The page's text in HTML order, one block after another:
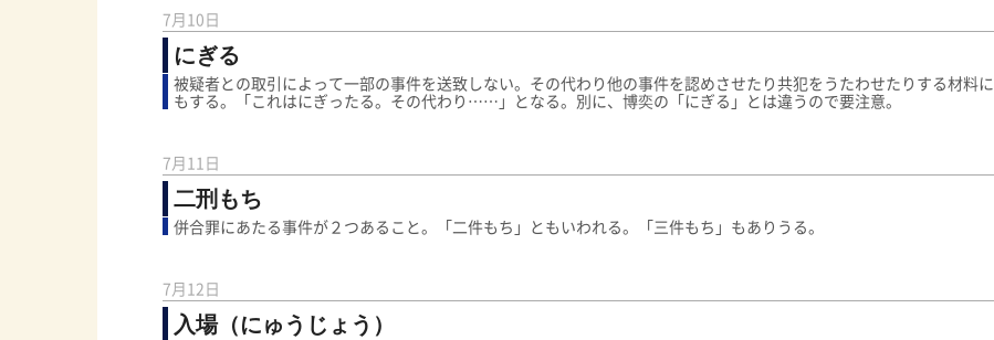
7月10日
にぎる
被疑者との取引によって一部の事件を送致しない。その代わり他の事件を認めさせたり共犯をうたわせたりする材料に
もする。「これはにぎったる。その代わり……」となる。別に、博奕の「にぎる」とは違うので要注意。
7月11日
二刑もち
併合罪にあたる事件が２つあること。「二件もち」ともいわれる。「三件もち」もありうる。
7月12日
入場（にゅうじょう）